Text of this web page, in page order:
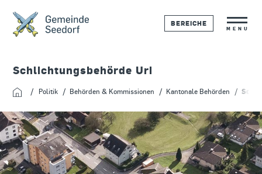
MENU
BEREICHE
Schlichtungsbehörde Uri
Politik Behörden & Kommissionen Kantonale Behörden